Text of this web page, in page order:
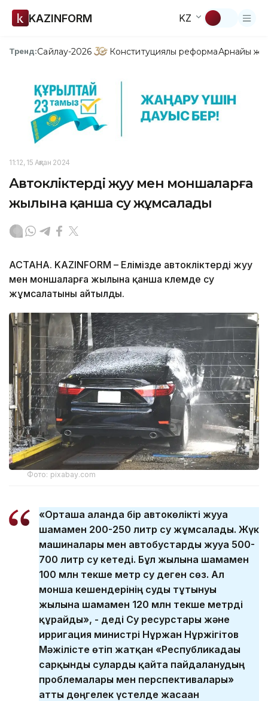
KAZINFORM KZ
Тренд:Сайлау-2026 Конституциялық реформаАрнайы
11:12, 15 Ақпан 2024
Автокөліктерді жуу мен моншаларға
жылына қанша су жұмсалады
АСТАНА. KAZINFORM – Елімізде автокөліктерді жуу
мен моншаларға жылына қанша көлемде су
жұмсалатыны айтылды.
Фото: pixabay.com
«Орташа алғанда бір автокөлікті жууға
шамамен 200-250 литр су жұмсалады. Жүк
машиналары мен автобустарды жууға 500-
700 литр су кетеді. Бұл жылына шамамен
100 млн текше метр су деген сөз. Ал
монша кешендерінің суды тұтынуы
жылына шамамен 120 млн текше метрді
құрайды», - деді Су ресурстары және
ирригация министрі Нұржан Нұржігітов
Мәжілісте өтіп жатқан «Республикадағы
сарқынды суларды қайта пайдаланудың
проблемалары мен перспективалары»
атты дөңгелек үстелде жасаған